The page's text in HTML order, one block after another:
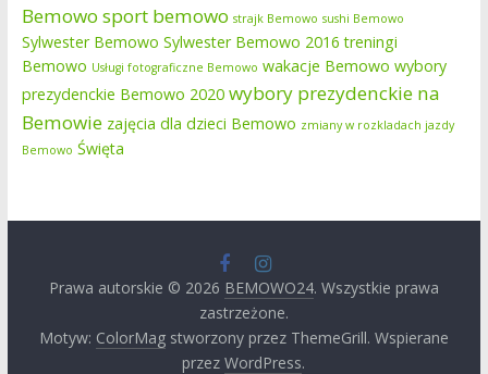
Bemowosport bemowo strajk Bemowo sushi Bemowo
Sylwester Bemowo Sylwester Bemowo 2016 treningi
Bemowo Usługi fotograficzne Bemowo wakacje Bemowo wybory
prezydenckie Bemowo 2020 wybory prezydenckie na
Bemowie zajęcia dla dzieci Bemowo zmiany w rozkladach jazdy
Bemowo Święta
Prawa autorskie © 2026 BEMOWO24. Wszystkie prawa
zastrzeżone.
Motyw: ColorMagstworzony przez ThemeGrill. Wspierane
przezWordPress.